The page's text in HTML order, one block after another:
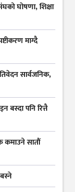
घोषणा, शिक्षा
माग्दै
सार्वजनिक,
बस्दा पनि रित्तै
कमाउने सातौं